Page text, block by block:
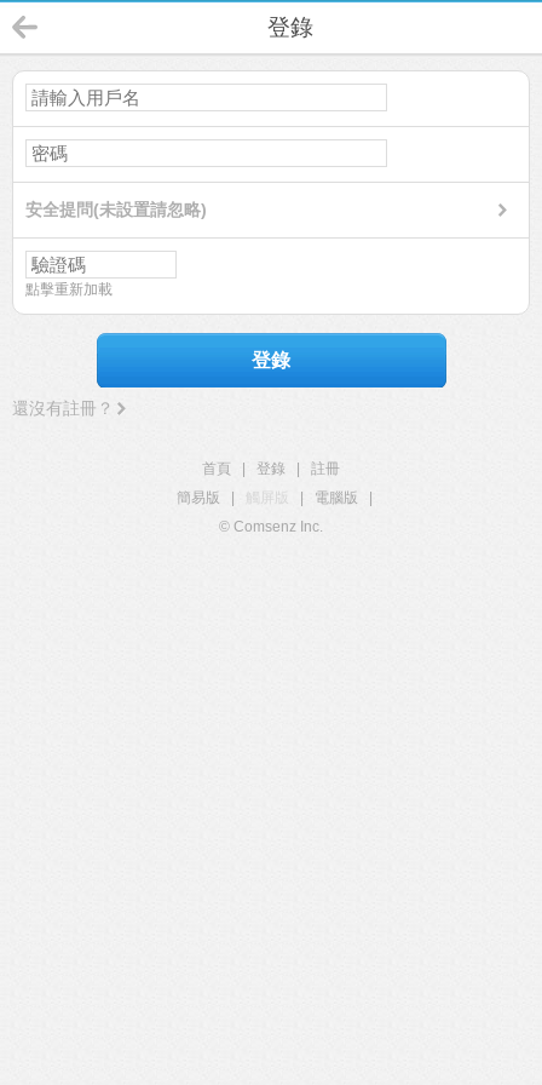
登錄
安全提問(未設置請忽略)
點擊重新加載
登錄
還沒有註冊？
首頁 登錄
註冊
簡易版
觸屏版 電腦版
© Comsenz Inc.